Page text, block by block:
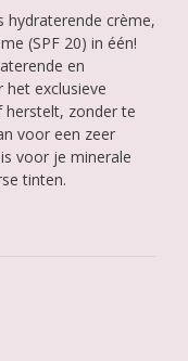
hydraterende crème,
(SPF 20) in één!
en
exclusieve
herstelt, zonder te
voor een zeer
voor je minerale
tinten.